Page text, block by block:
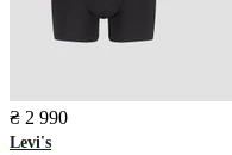
₴ 2 990
Levi's